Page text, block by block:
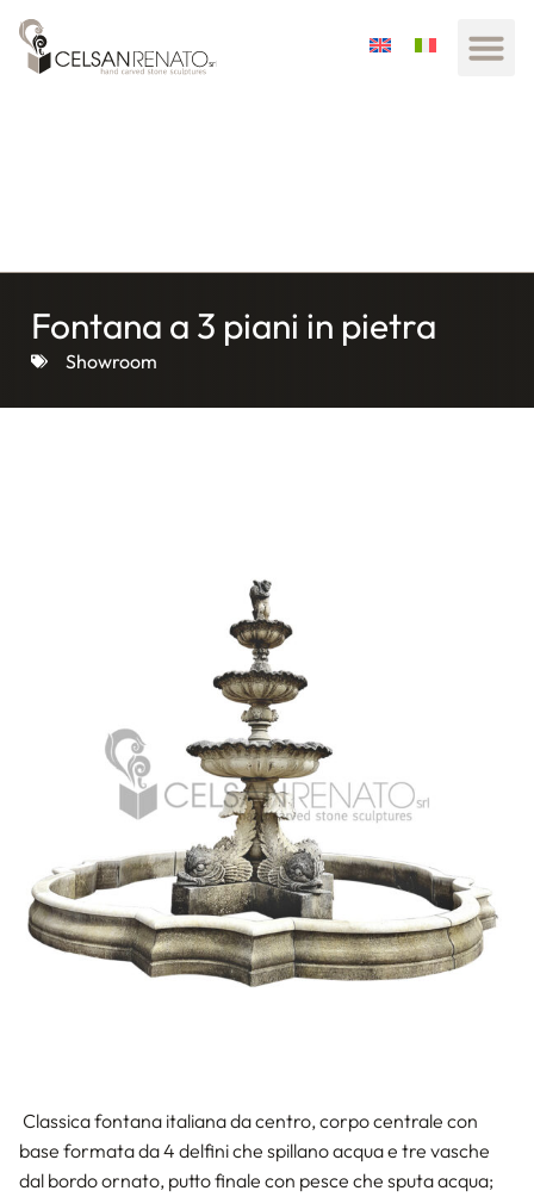
Fontana a 3 piani in pietra
Showroom
Classica fontana italiana da centro, corpo centrale con
base formata da 4 delfini che spillano acqua e tre vasche
dal bordo ornato, putto finale con pesce che sputa acqua;